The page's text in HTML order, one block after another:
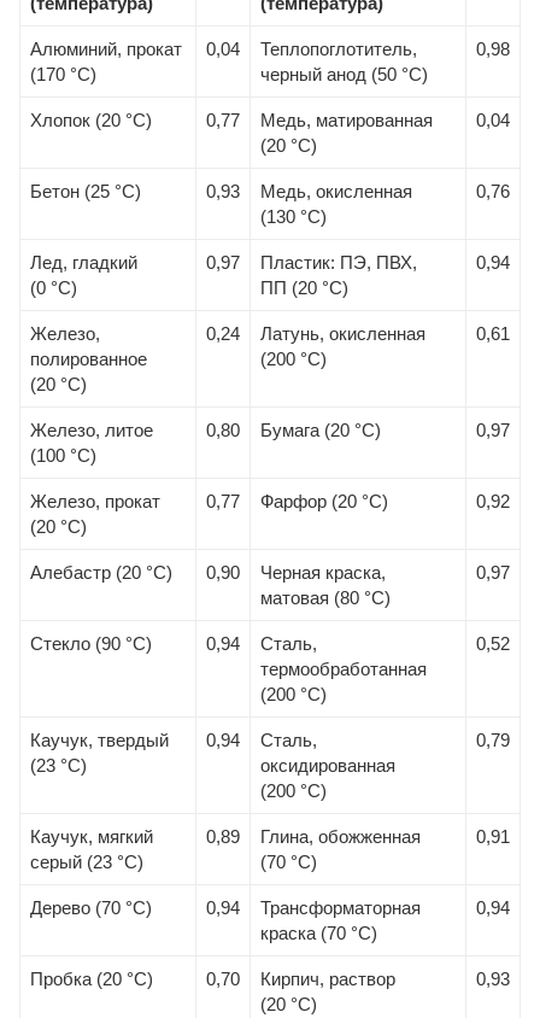
Алюминий, прокат
(170 °С)
0,04
Теплопоглотитель,
черный анод (50 °С)
0,98
Хлопок (20 °С) 0,77
Медь, матированная
(20 °С)
0,04
Бетон (25 °С) 0,93
Медь, окисленная
(130 °С)
0,76
Лед, гладкий
(0 °С)
0,97
Пластик: ПЭ, ПВХ,
ПП (20 °С)
0,94
Железо,
полированное
(20 °С)
0,24
Латунь, окисленная
(200 °С)
0,61
Железо, литое
(100 °С)
0,80 Бумага (20 °С) 0,97
Железо, прокат
(20 °С)
0,77 Фарфор (20 °С) 0,92
Алебастр (20 °С) 0,90
Черная краска,
матовая (80 °С)
0,97
Стекло (90 °С) 0,94
Сталь,
термообработанная
(200 °С)
0,52
Каучук, твердый
(23 °С)
0,94
Сталь,
оксидированная
(200 °С)
0,79
Каучук, мягкий
серый (23 °С)
0,89
Глина, обожженная
(70 °С)
0,91
Дерево (70 °С) 0,94
Трансформаторная
краска (70 °С)
0,94
Пробка (20 °С) 0,70
Кирпич, раствор
(20 °С)
0,93